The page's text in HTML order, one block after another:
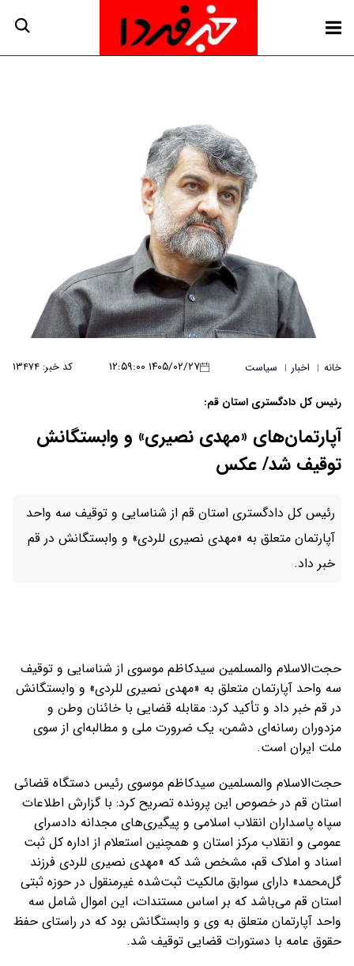
خانه | اخبار | سیاست ۱۴۰۵/۰۲/۲۷ ۱۲:۵۹:۰۰ کد خبر: ۱۳۴۷۴
رئیس کل دادگستری استان قم:
آپارتمان‌های «مهدی نصیری» و وابستگانش
توقیف شد/ عکس
رئیس کل دادگستری استان قم از شناسایی و توقیف سه واحد
آپارتمان متعلق به «مهدی نصیری للردی» و وابستگانش در قم
خبر داد.
حجت‌الاسلام والمسلمین سیدکاظم موسوی از شناسایی و توقیف
سه واحد آپارتمان متعلق به «مهدی نصیری للردی» و وابستگانش
در قم خبر داد و تأکید کرد: مقابله قضایی با خائنان وطن و
مزدوران رسانه‌ای دشمن، یک ضرورت ملی و مطالبه‌ای از سوی
ملت ایران است.
حجت‌الاسلام والمسلمین سیدکاظم موسوی رئیس دستگاه قضائی
استان قم در خصوص این پرونده تصریح کرد: با گزارش اطلاعات
سپاه پاسداران انقلاب اسلامی و پیگیری‌های مجدانه دادسرای
عمومی و انقلاب مرکز استان و همچنین استعلام از اداره کل ثبت
اسناد و املاک قم، مشخص شد که «مهدی نصیری للردی فرزند
گل‌محمد» دارای سوابق مالکیت ثبت‌شده غیرمنقول در حوزه ثبتی
استان قم می‌باشد که بر اساس مستندات، این اموال شامل سه
واحد آپارتمان متعلق به وی و وابستگانش بود که در راستای حفظ
حقوق عامه با دستورات قضایی توقیف شد.